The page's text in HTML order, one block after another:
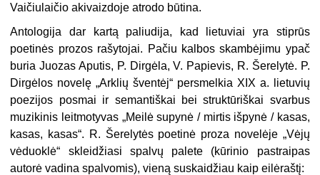
Vaičiulaičio akivaizdoje atrodo būtina.
Antologija dar kartą paliudija, kad lietuviai yra stiprūs
poetinės prozos rašytojai. Pačiu kalbos skambėjimu ypač
buria Juozas Aputis, P. Dirgėla, V. Papievis, R. Šerelytė. P.
Dirgėlos novelę „Arklių šventėj“ persmelkia XIX a. lietuvių
poezijos posmai ir semantiškai bei struktūriškai svarbus
muzikinis leitmotyvas „Meilė supynė / mirtis išpynė / kasas,
kasas, kasas“. R. Šerelytės poetinė proza novelėje „Vėjų
vėduoklė“ skleidžiasi spalvų palete (kūrinio pastraipas
autorė vadina spalvomis), vieną suskaidžiau kaip eilėraštį: